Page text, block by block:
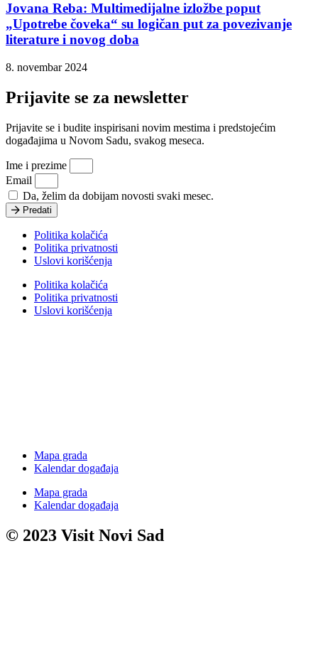
Jovana Reba: Multimedijalne izložbe poput
„Upotrebe čoveka“ su logičan put za povezivanje
literature i novog doba
8. novembar 2024
Prijavite se za newsletter
Prijavite se i budite inspirisani novim mestima i predstojećim
događajima u Novom Sadu, svakog meseca.
Ime i prezime
Email
Da, želim da dobijam novosti svaki mesec.
Predati
Politika kolačića
Politika privatnosti
Uslovi korišćenja
Politika kolačića
Politika privatnosti
Uslovi korišćenja
Mapa grada
Kalendar događaja
Mapa grada
Kalendar događaja
© 2023 Visit Novi Sad